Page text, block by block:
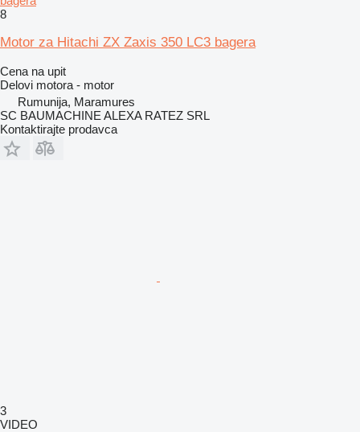
8
Motor za Hitachi ZX Zaxis 350 LC3 bagera
Cena na upit
Delovi motora - motor
Rumunija, Maramures
SC BAUMACHINE ALEXA RATEZ SRL
Kontaktirajte prodavca
3
VIDEO